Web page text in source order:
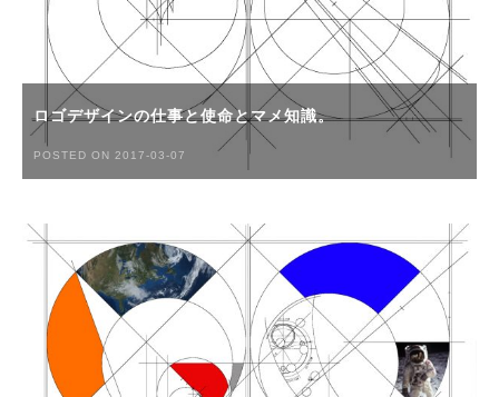
ロゴデザインの仕事と使命とマメ知識。
POSTED ON 2017-03-07